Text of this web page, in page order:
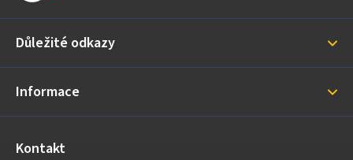
a
í
Důležité odkazy
Informace
Kontakt